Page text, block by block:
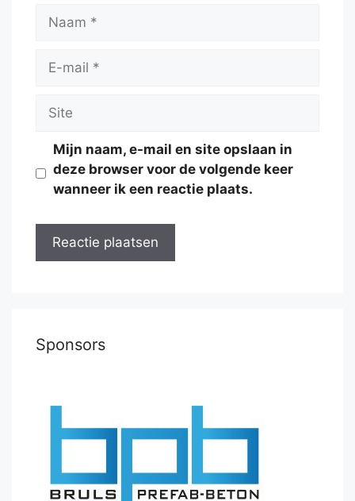
Naam
Site
Mijn naam, e-mail en site opslaan in
deze browser voor de volgende keer
wanneer ik een reactie plaats.
Sponsors